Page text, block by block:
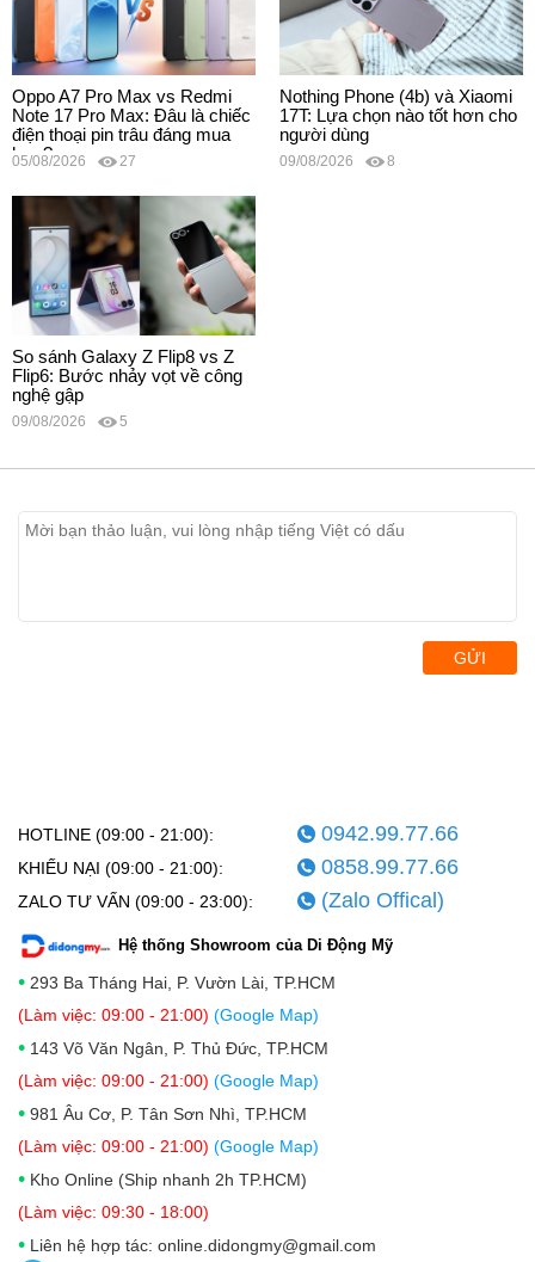
Oppo A7 Pro Max vs Redmi
Note 17 Pro Max: Đâu là chiếc
điện thoại pin trâu đáng mua
hơn?
05/08/2026 27
Nothing Phone (4b) và Xiaomi
17T: Lựa chọn nào tốt hơn cho
người dùng
09/08/2026 8
So sánh Galaxy Z Flip8 vs Z
Flip6: Bước nhảy vọt về công
nghệ gập
09/08/2026 5
GỬI
HOTLINE (09:00 - 21:00): 0942.99.77.66
KHIẾU NẠI (09:00 - 21:00): 0858.99.77.66
ZALO TƯ VẤN (09:00 - 23:00): (Zalo Offical)
Hệ thống Showroom của Di Động Mỹ
• 293 Ba Tháng Hai, P. Vườn Lài, TP.HCM
(Làm việc: 09:00 - 21:00) (Google Map)
• 143 Võ Văn Ngân, P. Thủ Đức, TP.HCM
(Làm việc: 09:00 - 21:00) (Google Map)
• 981 Âu Cơ, P. Tân Sơn Nhì, TP.HCM
(Làm việc: 09:00 - 21:00) (Google Map)
• Kho Online (Ship nhanh 2h TP.HCM)
(Làm việc: 09:30 - 18:00)
• Liên hệ hợp tác: online.didongmy@gmail.com